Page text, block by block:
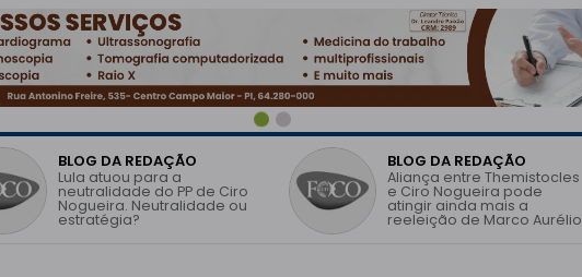
BLOG DA REDAÇÃO
Lula atuou para a
neutralidade do PP de Ciro
Nogueira. Neutralidade ou
estratégia?
BLOG DA REDAÇÃO
Aliança entre Themistocles
e Ciro Nogueira pode
atingir ainda mais a
reeleição de Marco Aurélio